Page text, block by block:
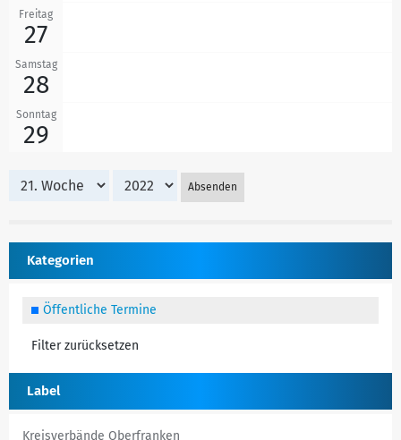
Freitag
27
Samstag
28
Sonntag
29
Absenden
Kategorien
Öffentliche Termine
Filter zurücksetzen
Label
Kreisverbände Oberfranken